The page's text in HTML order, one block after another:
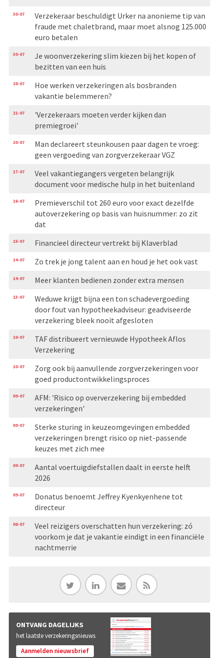
30-07
Verzekeraar beschuldigt Urker na anonieme tip van
fraude met chaletbrand, maar moet alsnog 125.000
euro betalen
30-07
Je woonverzekering slim kiezen bij het kopen of
bezitten van een huis
28-07
Hoe werken verzekeringen als bosbranden
vakantie belemmeren?
21-07
'Verzekeraars moeten verder kijken dan
premiegroei'
20-07
Man declareert steunkousen paar dagen te vroeg:
geen vergoeding van zorgverzekeraar VGZ
17-07
Veel vakantiegangers vergeten belangrijk
document voor medische hulp in het buitenland
16-07
Premieverschil tot 260 euro voor exact dezelfde
autoverzekering op basis van huisnummer: zo zit
dat
15-07 Financieel directeur vertrekt bij Klaverblad
14-07 Zo trek je jong talent aan en houd je het ook vast
14-07 Meer klanten bedienen zonder extra mensen
13-07
Weduwe krijgt bijna een ton schadevergoeding
door fout van hypotheekadviseur: geadviseerde
verzekering bleek nooit afgesloten
10-07
TAF distribueert vernieuwde Hypotheek Aflos
Verzekering
10-07
Zorg ook bij aanvullende zorgverzekeringen voor
goed productontwikkelingsproces
09-07
AFM: 'Risico op oververzekering bij embedded
verzekeringen'
09-07
Sterke sturing in keuzeomgevingen embedded
verzekeringen brengt risico op niet-passende
keuzes met zich mee
09-07
Aantal voertuigdiefstallen daalt in eerste helft
2026
09-07
Donatus benoemt Jeffrey Kyenkyenhene tot
directeur
08-07
Veel reizigers overschatten hun verzekering: zó
voorkom je dat je vakantie eindigt in een financiële
nachtmerrie
ONTVANG DAGELIJKS
het laatste verzekeringsnieuws
Aanmelden nieuwsbrief